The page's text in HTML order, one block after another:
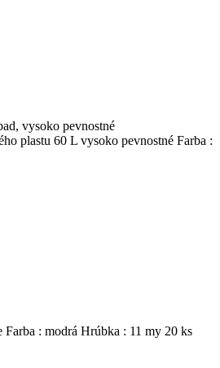
vysoko pevnostné
plastu 60 L vysoko pevnostné Farba :
: modrá Hrúbka : 11 my 20 ks